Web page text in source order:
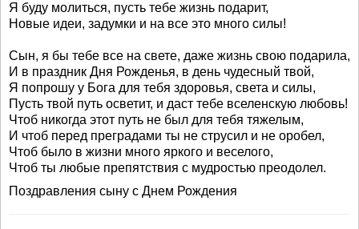
Я буду молиться, пусть тебе жизнь подарит,
Новые идеи, задумки и на все это много силы!
Сын, я бы тебе все на свете, даже жизнь свою подарила,
И в праздник Дня Рожденья, в день чудесный твой,
Я попрошу у Бога для тебя здоровья, света и силы,
Пусть твой путь осветит, и даст тебе вселенскую любовь!
Чтоб никогда этот путь не был для тебя тяжелым,
И чтоб перед преградами ты не струсил и не оробел,
Чтоб было в жизни много яркого и веселого,
Чтоб ты любые препятствия с мудростью преодолел.
Поздравления сыну с Днем Рождения